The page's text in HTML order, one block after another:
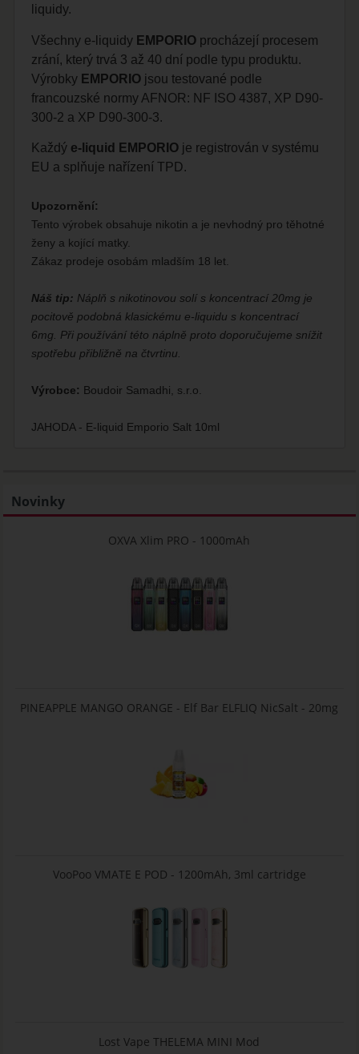
liquidy.
Všechny e-liquidy EMPORIO procházejí procesem
zrání, který trvá 3 až 40 dní podle typu produktu.
Výrobky EMPORIO jsou testované podle
francouzské normy AFNOR: NF ISO 4387, XP D90-
300-2 a XP D90-300-3.
Každý e-liquid EMPORIO je registrován v systému
EU a splňuje nařízení TPD.
Upozornění:
Tento výrobek obsahuje nikotin a je nevhodný pro těhotné
ženy a kojící matky.
Zákaz prodeje osobám mladším 18 let.
Náš tip: Náplň s nikotinovou solí s koncentrací 20mg je
pocitově podobná klasickému e-liquidu s koncentrací
6mg. Při používání této náplně proto doporučujeme snížit
spotřebu přibližně na čtvrtinu.
Výrobce: Boudoir Samadhi, s.r.o.
JAHODA - E-liquid Emporio Salt 10ml
Novinky
OXVA Xlim PRO - 1000mAh
PINEAPPLE MANGO ORANGE - Elf Bar ELFLIQ NicSalt - 20mg
VooPoo VMATE E POD - 1200mAh, 3ml cartridge
Lost Vape THELEMA MINI Mod